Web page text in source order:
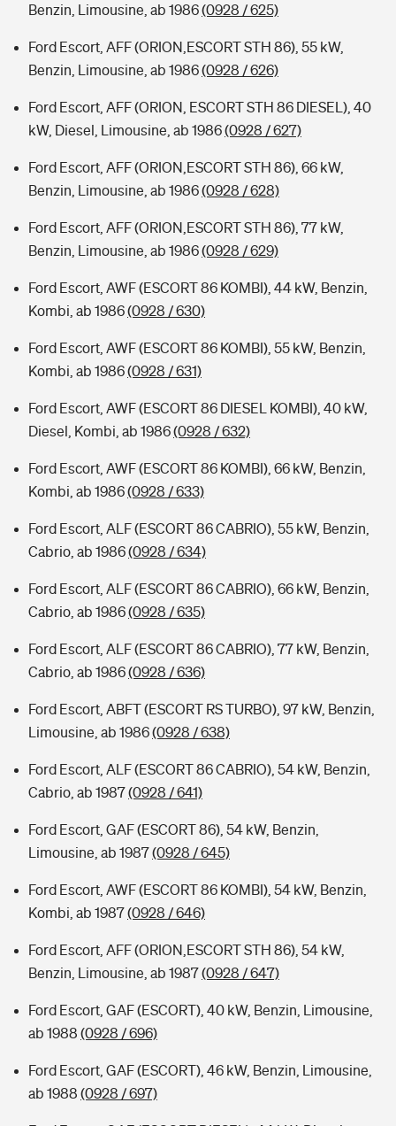
Benzin, Limousine, ab 1986(0928 / 625)
Ford Escort, AFF (ORION,ESCORT STH 86), 55 kW,
Benzin, Limousine, ab 1986(0928 / 626)
Ford Escort, AFF (ORION, ESCORT STH 86 DIESEL), 40
kW, Diesel, Limousine, ab 1986(0928 / 627)
Ford Escort, AFF (ORION,ESCORT STH 86), 66 kW,
Benzin, Limousine, ab 1986(0928 / 628)
Ford Escort, AFF (ORION,ESCORT STH 86), 77 kW,
Benzin, Limousine, ab 1986(0928 / 629)
Ford Escort, AWF (ESCORT 86 KOMBI), 44 kW, Benzin,
Kombi, ab 1986(0928 / 630)
Ford Escort, AWF (ESCORT 86 KOMBI), 55 kW, Benzin,
Kombi, ab 1986(0928 / 631)
Ford Escort, AWF (ESCORT 86 DIESEL KOMBI), 40 kW,
Diesel, Kombi, ab 1986(0928 / 632)
Ford Escort, AWF (ESCORT 86 KOMBI), 66 kW, Benzin,
Kombi, ab 1986(0928 / 633)
Ford Escort, ALF (ESCORT 86 CABRIO), 55 kW, Benzin,
Cabrio, ab 1986(0928 / 634)
Ford Escort, ALF (ESCORT 86 CABRIO), 66 kW, Benzin,
Cabrio, ab 1986(0928 / 635)
Ford Escort, ALF (ESCORT 86 CABRIO), 77 kW, Benzin,
Cabrio, ab 1986(0928 / 636)
Ford Escort, ABFT (ESCORT RS TURBO), 97 kW, Benzin,
Limousine, ab 1986(0928 / 638)
Ford Escort, ALF (ESCORT 86 CABRIO), 54 kW, Benzin,
Cabrio, ab 1987(0928 / 641)
Ford Escort, GAF (ESCORT 86), 54 kW, Benzin,
Limousine, ab 1987(0928 / 645)
Ford Escort, AWF (ESCORT 86 KOMBI), 54 kW, Benzin,
Kombi, ab 1987(0928 / 646)
Ford Escort, AFF (ORION,ESCORT STH 86), 54 kW,
Benzin, Limousine, ab 1987(0928 / 647)
Ford Escort, GAF (ESCORT), 40 kW, Benzin, Limousine,
ab 1988 (0928 / 696)
Ford Escort, GAF (ESCORT), 46 kW, Benzin, Limousine,
ab 1988 (0928 / 697)